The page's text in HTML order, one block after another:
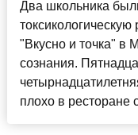
Два школьника
"Вкусно и точка" в
сознания.
плохо в ресторане